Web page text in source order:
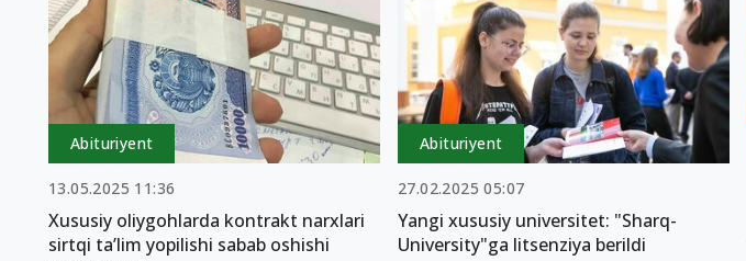
Abituriyent
13.05.2025 11:36
Xususiy oliygohlarda kontrakt narxlari
sirtqi ta’lim yopilishi sabab oshishi
Abituriyent
27.02.2025 05:07
Yangi xususiy universitet: "Sharq-
University"ga litsenziya berildi